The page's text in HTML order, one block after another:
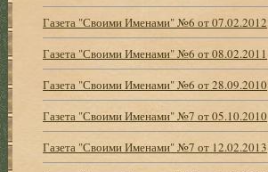
Газета "Своими Именами" №6 от 07.02.2012
Газета "Своими Именами" №6 от 08.02.2011
Газета "Своими Именами" №6 от 28.09.2010
Газета "Своими Именами" №7 от 05.10.2010
Газета "Своими Именами" №7 от 12.02.2013